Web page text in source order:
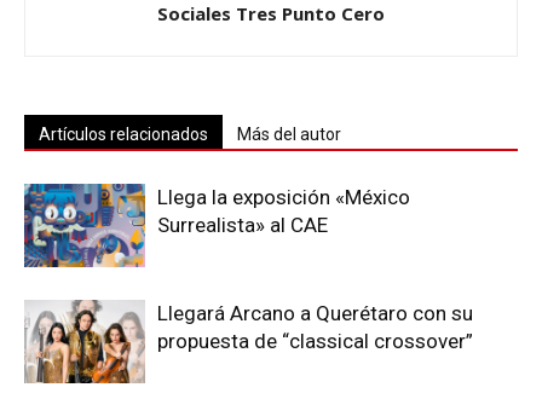
Sociales Tres Punto Cero
Artículos relacionados Más del autor
Llega la exposición «México
Surrealista» al CAE
Llegará Arcano a Querétaro con su
propuesta de “classical crossover”